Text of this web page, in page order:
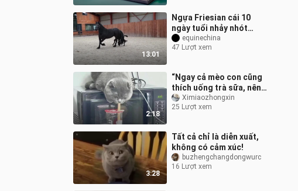
13:01
Ngựa Friesian cái 10
ngày tuổi nhảy nhót
trong nhà, đáng yêu quá!
equinechina
47 Lượt xem
2:18
“Ngay cả mèo con cũng
thích uống trà sữa, nên
mình uống thêm một
chút cũng được thôi!”
Ximiaozhongxin
25 Lượt xem
3:28
Tất cả chỉ là diễn xuất,
không có cảm xúc!
buzhengchangdongwurc
16 Lượt xem